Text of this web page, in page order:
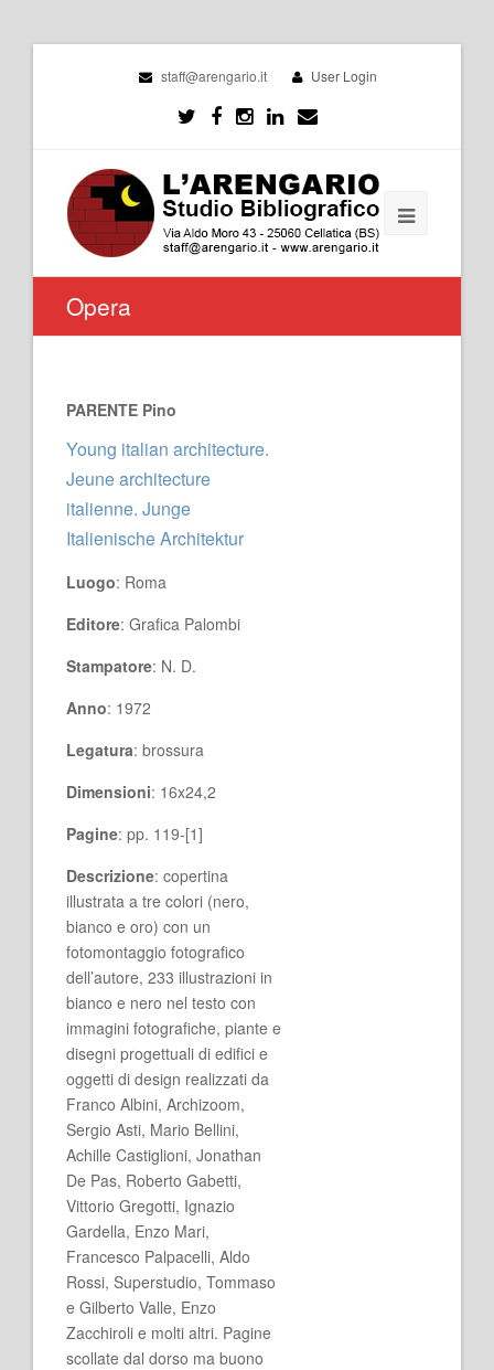
staff@arengario.it User Login
Opera
PARENTE Pino
Young italian architecture.
Jeune architecture
italienne. Junge
Italienische Architektur
Luogo: Roma
Editore: Grafica Palombi
Stampatore: N. D.
Anno: 1972
Legatura: brossura
Dimensioni: 16x24,2
Pagine: pp. 119-[1]
Descrizione: copertina
illustrata a tre colori (nero,
bianco e oro) con un
fotomontaggio fotografico
dell’autore, 233 illustrazioni in
bianco e nero nel testo con
immagini fotografiche, piante e
disegni progettuali di edifici e
oggetti di design realizzati da
Franco Albini, Archizoom,
Sergio Asti, Mario Bellini,
Achille Castiglioni, Jonathan
De Pas, Roberto Gabetti,
Vittorio Gregotti, Ignazio
Gardella, Enzo Mari,
Francesco Palpacelli, Aldo
Rossi, Superstudio, Tommaso
e Gilberto Valle, Enzo
Zacchiroli e molti altri. Pagine
scollate dal dorso ma buono